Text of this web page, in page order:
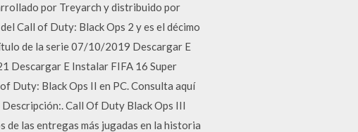
por Treyarch y distribuido por
Call of Duty: Black Ops 2 y es el décimo
de la serie 07/10/2019 Descargar E
Descargar E Instalar FIFA 16 Super
Duty: Black Ops II en PC. Consulta aquí
Call Of Duty Black Ops III
de las entregas más jugadas en la historia